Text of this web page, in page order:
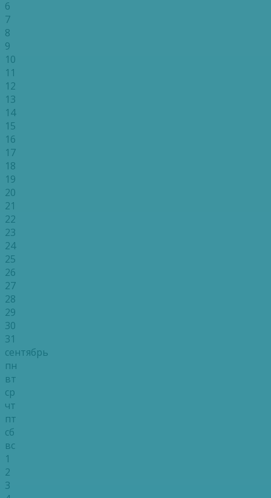
6
7
8
9
10
11
12
13
14
15
16
17
18
19
20
21
22
23
24
25
26
27
28
29
30
31
сентябрь
пн
вт
ср
чт
пт
сб
вс
1
2
3